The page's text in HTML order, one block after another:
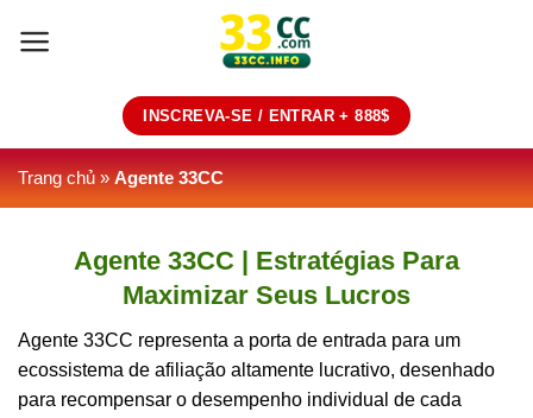
INSCREVA-SE / ENTRAR + 888$
Trang chủ » Agente 33CC
Agente 33CC | Estratégias Para
Maximizar Seus Lucros
Agente 33CC representa a porta de entrada para um
ecossistema de afiliação altamente lucrativo, desenhado
para recompensar o desempenho individual de cada